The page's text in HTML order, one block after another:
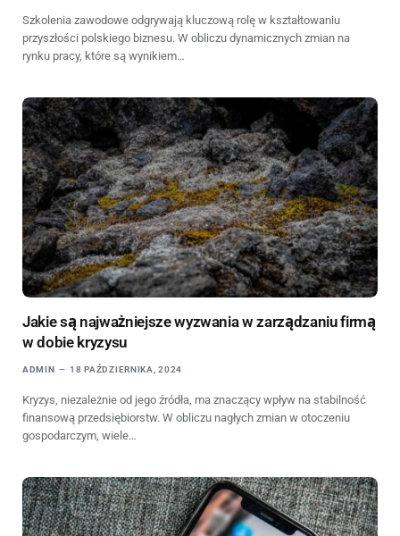
Szkolenia zawodowe odgrywają kluczową rolę w kształtowaniu
przyszłości polskiego biznesu. W obliczu dynamicznych zmian na
rynku pracy, które są wynikiem…
Jakie są najważniejsze wyzwania w zarządzaniu firmą
w dobie kryzysu
ADMIN 18 PAŹDZIERNIKA, 2024
Kryzys, niezależnie od jego źródła, ma znaczący wpływ na stabilność
finansową przedsiębiorstw. W obliczu nagłych zmian w otoczeniu
gospodarczym, wiele…